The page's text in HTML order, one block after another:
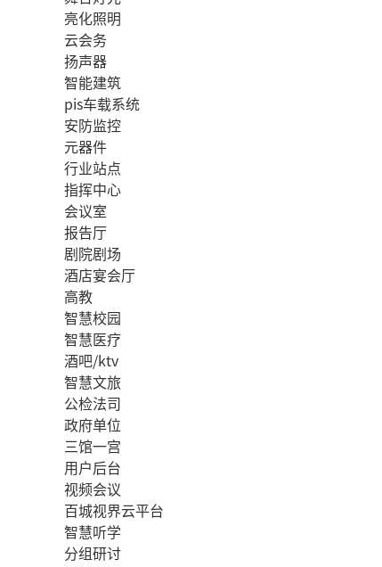
亮化照明
云会务
扬声器
智能建筑
pis车载系统
安防监控
元器件
行业站点
指挥中心
会议室
报告厅
剧院剧场
酒店宴会厅
高教
智慧校园
智慧医疗
酒吧/ktv
智慧文旅
公检法司
政府单位
三馆一宫
用户后台
视频会议
百城视界云平台
智慧听学
分组研讨